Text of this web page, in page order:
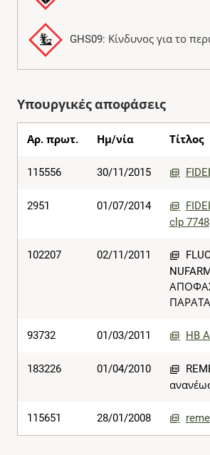
GHS09: Κίνδυνος για το
Υπουργικές αποφάσεις
Αρ. πρωτ. Ημ/νία Τίτλος
115556 30/11/2015
2951 01/07/2014
clp 7748
102207 02/11/2011
93732 01/03/2011 HB
183226 01/04/2010
115651 28/01/2008